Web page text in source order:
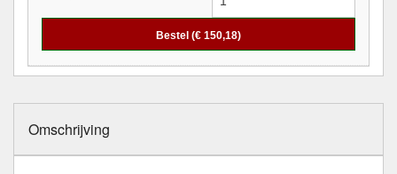
Bestel (€ 150,18)
Omschrijving